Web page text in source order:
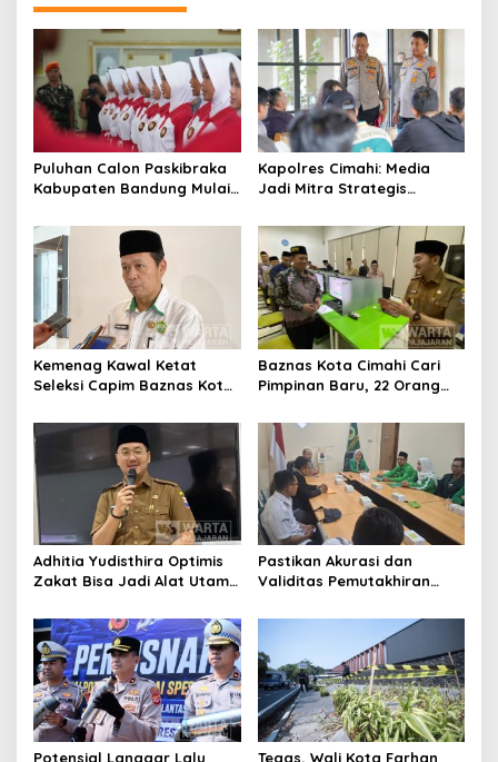
Puluhan Calon Paskibraka
Kabupaten Bandung Mulai
Kapolres Cimahi: Media
Jadi Mitra Strategis
Publik
Kemenag Kawal Ketat
Seleksi Capim Baznas Kota
Komisioner Baznas
Berintegritas
Baznas Kota Cimahi Cari
Pimpinan Baru, 22 Orang
Adhitia Yudisthira Optimis
Zakat Bisa Jadi Alat Utama
Kota Cimahi
Pastikan Akurasi dan
Validitas Pemutakhiran
Cimahi Lakukan
Potensial Langgar Lalu
Tegas, Wali Kota Farhan